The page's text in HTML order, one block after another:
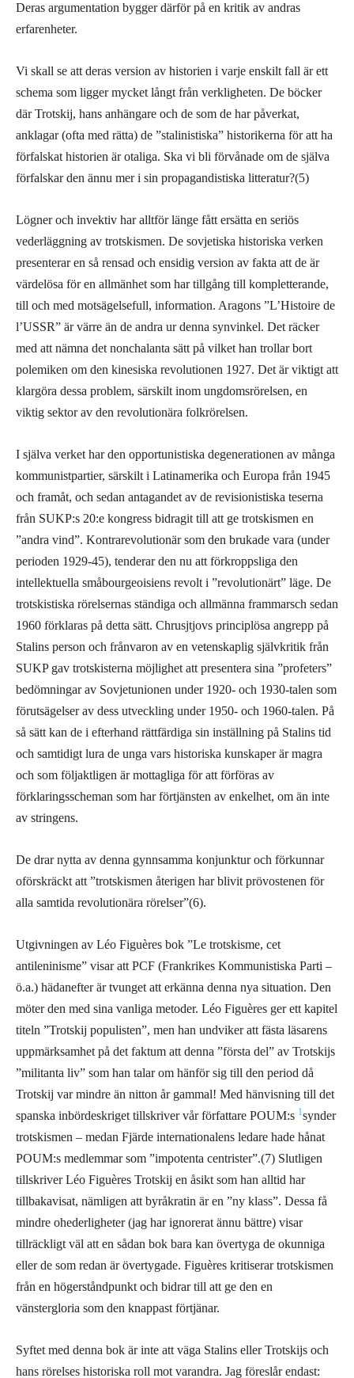
Deras argumentation bygger därför på en kritik av andras
erfarenheter.
Vi skall se att deras version av historien i varje enskilt fall är ett
schema som ligger mycket långt från verkligheten. De böcker
där Trotskij, hans anhängare och de som de har påverkat,
anklagar (ofta med rätta) de ”stalinistiska” historikerna för att ha
förfalskat historien är otaliga. Ska vi bli förvånade om de själva
förfalskar den ännu mer i sin propagandistiska litteratur?(5)
Lögner och invektiv har alltför länge fått ersätta en seriös
vederläggning av trotskismen. De sovjetiska historiska verken
presenterar en så rensad och ensidig version av fakta att de är
värdelösa för en allmänhet som har tillgång till kompletterande,
till och med motsägelsefull, information. Aragons ”L’Histoire de
l’USSR” är värre än de andra ur denna synvinkel. Det räcker
med att nämna det nonchalanta sätt på vilket han trollar bort
polemiken om den kinesiska revolutionen 1927. Det är viktigt att
klargöra dessa problem, särskilt inom ungdomsrörelsen, en
viktig sektor av den revolutionära folkrörelsen.
I själva verket har den opportunistiska degenerationen av många
kommunistpartier, särskilt i Latinamerika och Europa från 1945
och framåt, och sedan antagandet av de revisionistiska teserna
från SUKP:s 20:e kongress bidragit till att ge trotskismen en
”andra vind”. Kontrarevolutionär som den brukade vara (under
perioden 1929-45), tenderar den nu att förkroppsliga den
intellektuella småbourgeoisiens revolt i ”revolutionärt” läge. De
trotskistiska rörelsernas ständiga och allmänna frammarsch sedan
1960 förklaras på detta sätt. Chrusjtjovs principlösa angrepp på
Stalins person och frånvaron av en vetenskaplig självkritik från
SUKP gav trotskisterna möjlighet att presentera sina ”profeters”
bedömningar av Sovjetunionen under 1920- och 1930-talen som
förutsägelser av dess utveckling under 1950- och 1960-talen. På
så sätt kan de i efterhand rättfärdiga sin inställning på Stalins tid
och samtidigt lura de unga vars historiska kunskaper är magra
och som följaktligen är mottagliga för att förföras av
förklaringsscheman som har förtjänsten av enkelhet, om än inte
av stringens.
De drar nytta av denna gynnsamma konjunktur och förkunnar
oförskräckt att ”trotskismen återigen har blivit prövostenen för
alla samtida revolutionära rörelser”(6).
Utgivningen av Léo Figuères bok ”Le trotskisme, cet
antileninisme” visar att PCF (Frankrikes Kommunistiska Parti –
ö.a.) hädanefter är tvunget att erkänna denna nya situation. Den
möter den med sina vanliga metoder. Léo Figuères ger ett kapitel
titeln ”Trotskij populisten”, men han undviker att fästa läsarens
uppmärksamhet på det faktum att denna ”första del” av Trotskijs
”militanta liv” som han talar om hänför sig till den period då
Trotskij var mindre än nitton år gammal! Med hänvisning till det
spanska inbördeskriget tillskriver vår författare POUM:s 1synder
trotskismen – medan Fjärde internationalens ledare hade hånat
POUM:s medlemmar som ”impotenta centrister”.(7) Slutligen
tillskriver Léo Figuères Trotskij en åsikt som han alltid har
tillbakavisat, nämligen att byråkratin är en ”ny klass”. Dessa få
mindre ohederligheter (jag har ignorerat ännu bättre) visar
tillräckligt väl att en sådan bok bara kan övertyga de okunniga
eller de som redan är övertygade. Figuères kritiserar trotskismen
från en högerståndpunkt och bidrar till att ge den en
vänstergloria som den knappast förtjänar.
Syftet med denna bok är inte att väga Stalins eller Trotskijs och
hans rörelses historiska roll mot varandra. Jag föreslår endast: